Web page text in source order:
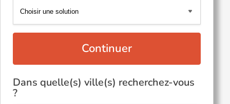
Continuer
Dans quelle(s) ville(s) recherchez-vous
?